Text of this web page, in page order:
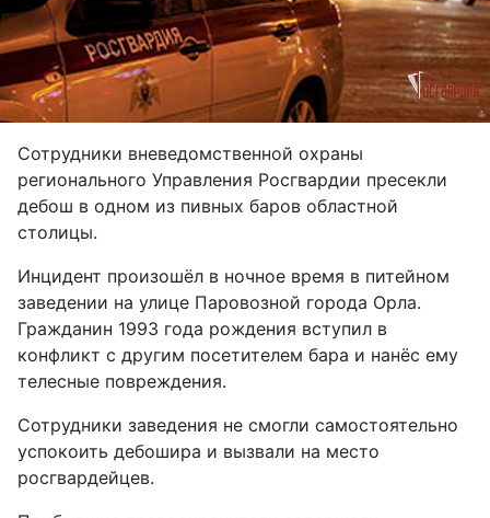
Сотрудники вневедомственной охраны
регионального Управления Росгвардии пресекли
дебош в одном из пивных баров областной
столицы.
Инцидент произошёл в ночное время в питейном
заведении на улице Паровозной города Орла.
Гражданин 1993 года рождения вступил в
конфликт с другим посетителем бара и нанёс ему
телесные повреждения.
Сотрудники заведения не смогли самостоятельно
успокоить дебошира и вызвали на место
росгвардейцев.